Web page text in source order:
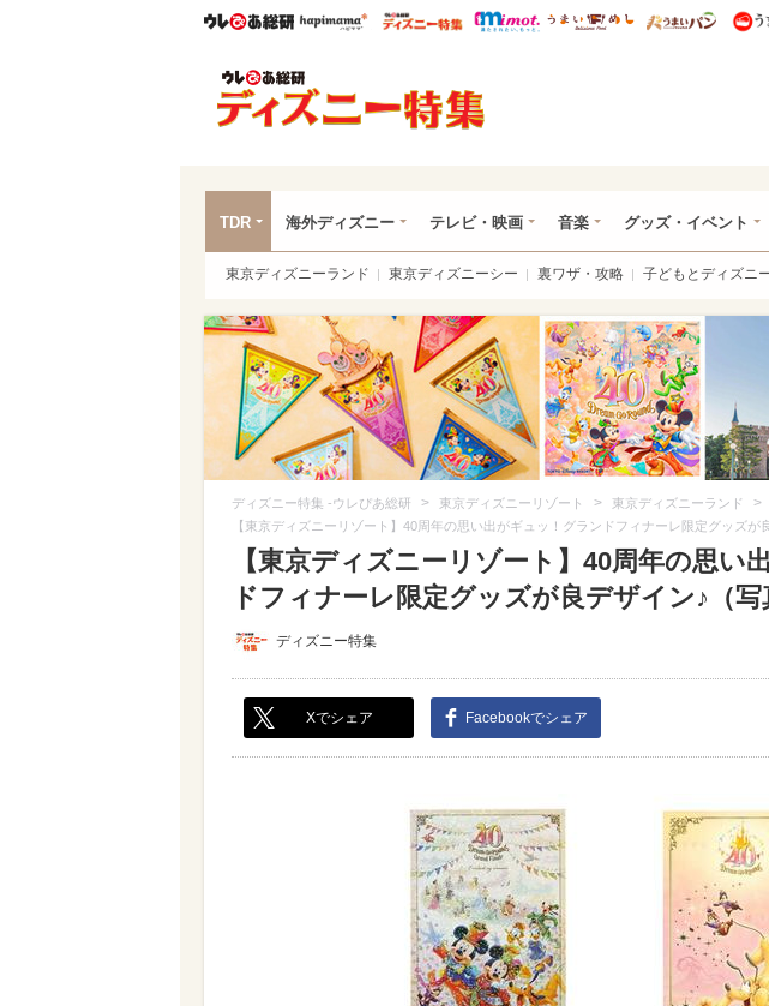
ウレぴあ総研ハピママ* ウレぴあ総研 ディズニー特集
mimot. うまいめし うま
TDR 海外ディズニー テレビ・映画 音楽 グッズ・イベント
東京ディズニーランド 東京ディズニーシー 裏ワザ・攻略 子どもとディズニ
ディズニー特集 -ウレぴあ総研 > 東京ディズニーリゾート > 東京ディズニーランド >
【東京ディズニーリゾート】40周年の思い出がギュッ！グランドフィナーレ限定グッズが
【東京ディズニーリゾート】40周年の思い
ドフィナーレ限定グッズが良デザイン♪（写
ディズニー特集
Xでシェア Facebookでシェア